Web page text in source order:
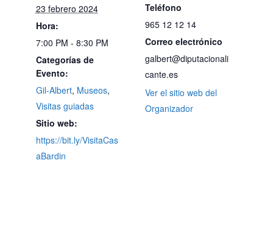
23 febrero 2024
Hora:
7:00 PM - 8:30 PM
Categorías de
Evento:
Gil-Albert, Museos,
Visitas guiadas
Sitio web:
https://bit.ly/VisitaCas
aBardin
Teléfono
965 12 12 14
Correo electrónico
galbert@diputacionali
cante.es
Ver el sitio web del
Organizador